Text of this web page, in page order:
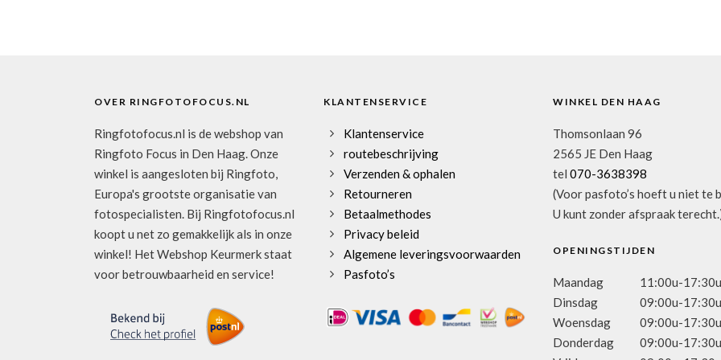
OVER RINGFOTOFOCUS.NL
Ringfotofocus.nl is de webshop van
Ringfoto Focus in Den Haag. Onze
winkel is aangesloten bij Ringfoto,
Europa's grootste organisatie van
fotospecialisten. Bij Ringfotofocus.nl
koopt u net zo gemakkelijk als in onze
winkel! Het Webshop Keurmerk staat
voor betrouwbaarheid en service!
KLANTENSERVICE
Klantenservice
routebeschrijving
Verzenden & ophalen
Retourneren
Betaalmethodes
Privacy beleid
Algemene leveringsvoorwaarden
Pasfoto’s
WINKEL DEN HAAG
Thomsonlaan 96
2565 JE Den Haag
tel 070-3638398
(Voor pasfoto’s hoeft u niet te
U kunt zonder afspraak
OPENINGSTIJDEN
Maandag
11:00u-17:30u
Dinsdag
09:00u-17:30u
Woensdag
09:00u-17:30u
Donderdag
09:00u-17:30u